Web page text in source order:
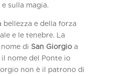
sulla magia.
bellezza e della forza
e le tenebre. La
di San Giorgio a
il nome del Ponte io
non è il patrono di